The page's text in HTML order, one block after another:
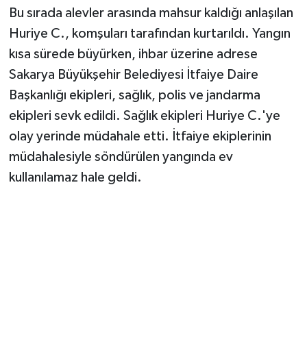
Bu sırada alevler arasında mahsur kaldığı anlaşılan
Huriye C., komşuları tarafından kurtarıldı. Yangın
kısa sürede büyürken, ihbar üzerine adrese
Sakarya Büyükşehir Belediyesi İtfaiye Daire
Başkanlığı ekipleri, sağlık, polis ve jandarma
ekipleri sevk edildi. Sağlık ekipleri Huriye C.'ye
olay yerinde müdahale etti. İtfaiye ekiplerinin
müdahalesiyle söndürülen yangında ev
kullanılamaz hale geldi.
Vasıta
Yaşam